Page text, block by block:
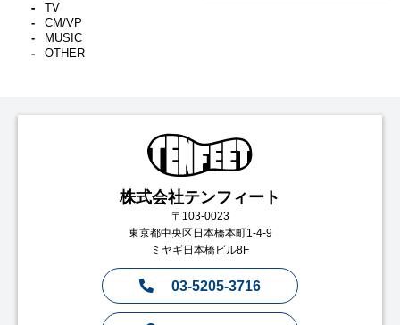
TV
CM/VP
MUSIC
OTHER
株式会社テンフィート
〒103-0023
東京都中央区日本橋本町1-4-9
ミヤギ日本橋ビル8F
03-5205-3716